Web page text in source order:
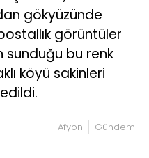
gökyüzünde
görüntüler
sunduğu bu renk
köyü sakinleri
Afyon Gündem